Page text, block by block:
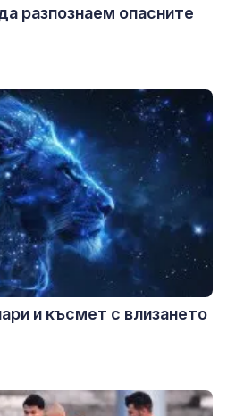
разпознаем опасните
и късмет с влизането